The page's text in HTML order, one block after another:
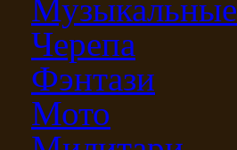
Музыкальные
Черепа
Фэнтази
Мото